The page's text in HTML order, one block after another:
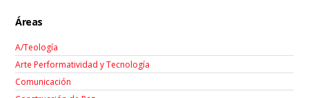
Áreas
A/Teología
Arte Performatividad y Tecnología
Comunicación